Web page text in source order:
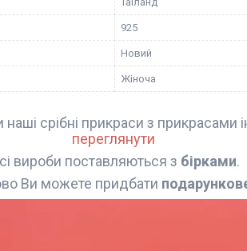
925
Новий
Жіноча
срібні прикраси з прикрасами
переглянути
вироби поставляються з бірками.
Ви можете придбати